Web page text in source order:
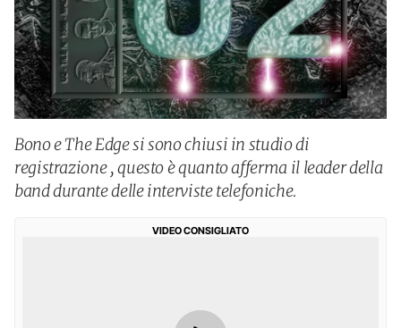
Bono e The Edge si sono chiusi in studio di
registrazione , questo è quanto afferma il leader della
band durante delle interviste telefoniche.
VIDEO CONSIGLIATO